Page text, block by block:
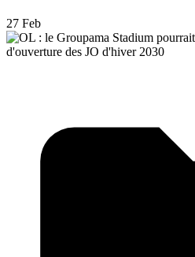
27 Feb